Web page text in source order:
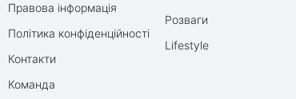
Правова інформація
Політика конфіденційності
Контакти
Команда
Розваги
Lifestyle